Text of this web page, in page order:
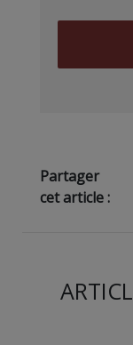
Partager
cet article :